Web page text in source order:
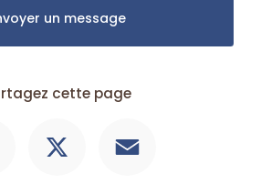
un message
cette page